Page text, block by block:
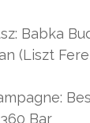
Babka
(Liszt
Bar